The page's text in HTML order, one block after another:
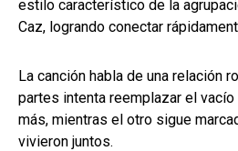
estilo característico de la
Caz, logrando conectar
La canción habla de una relación
partes intenta reemplazar el
más, mientras el otro sigue
vivieron juntos.